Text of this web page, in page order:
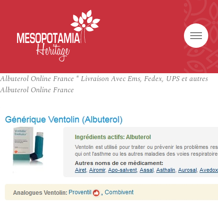
Albuterol Online France * Livraison Avec Ems, Fedex, UPS et autres
Albuterol Online France